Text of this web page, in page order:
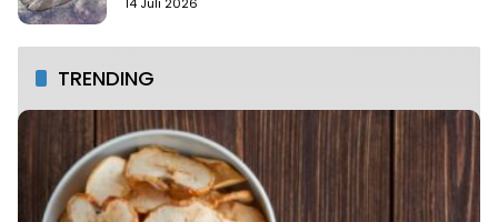
14 Juli 2026
TRENDING